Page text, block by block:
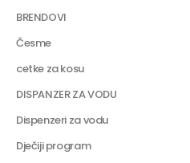
BRENDOVI
Česme
cetke za kosu
DISPANZER ZA VODU
Dispenzeri za vodu
Dječiji program